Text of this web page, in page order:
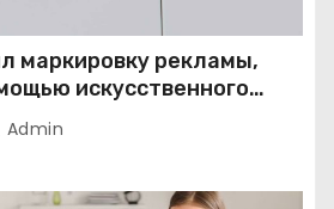
маркировку рекламы,
искусственного
Admin